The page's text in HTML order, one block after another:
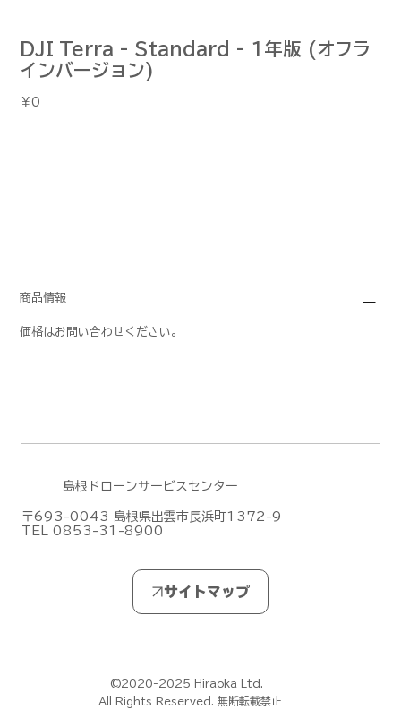
DJI Terra - Standard - 1年版 (オフラ
インバージョン)
価
格
￥0
商品情報
価格はお問い合わせください。
©2020-2025 Hiraoka Ltd.
All Rights Reserved. 無断転載禁止
島根ドローンサービスセンター
〒693-0043 島根県出雲市長浜町1372-9
TEL 0853-31-8900